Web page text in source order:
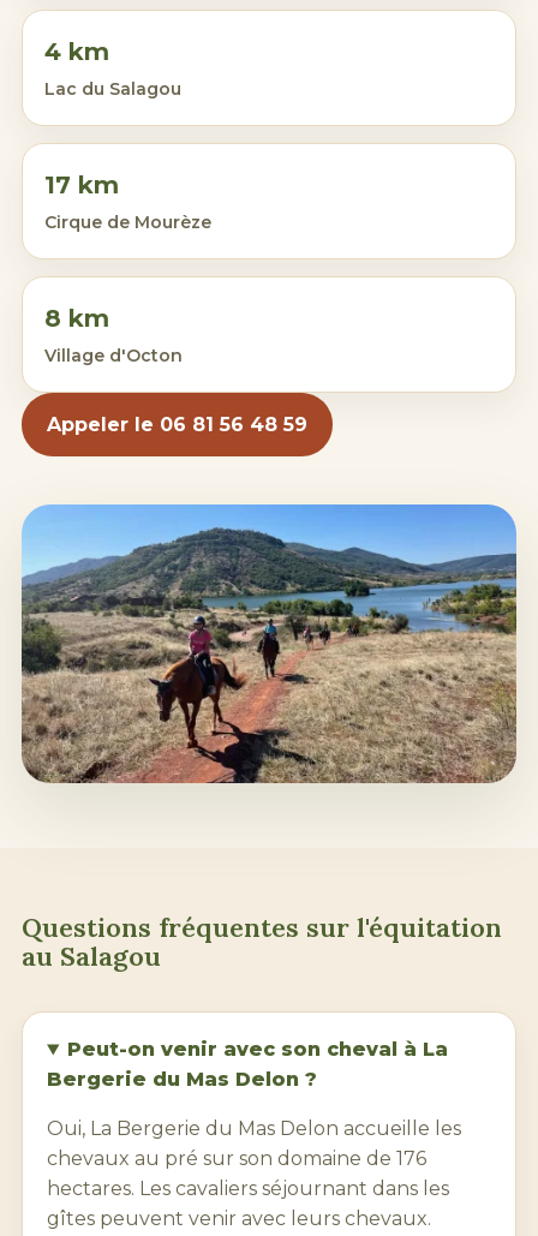
4 km
Lac du Salagou
17 km
Cirque de Mourèze
8 km
Village d'Octon
Appeler le 06 81 56 48 59
Questions fréquentes sur l'équitation
au Salagou
Peut-on venir avec son cheval à La
Bergerie du Mas Delon ?
Oui, La Bergerie du Mas Delon accueille les
chevaux au pré sur son domaine de 176
hectares. Les cavaliers séjournant dans les
gîtes peuvent venir avec leurs chevaux.